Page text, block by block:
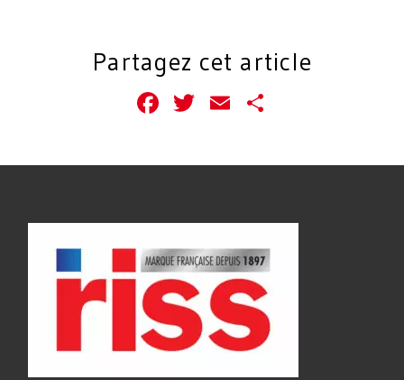
Partagez cet article
Facebook
Twitter
Email